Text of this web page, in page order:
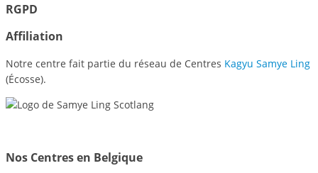
RGPD
Affiliation
Notre centre fait partie du réseau de Centres Kagyu Samye Ling
(Écosse).
Nos Centres en Belgique